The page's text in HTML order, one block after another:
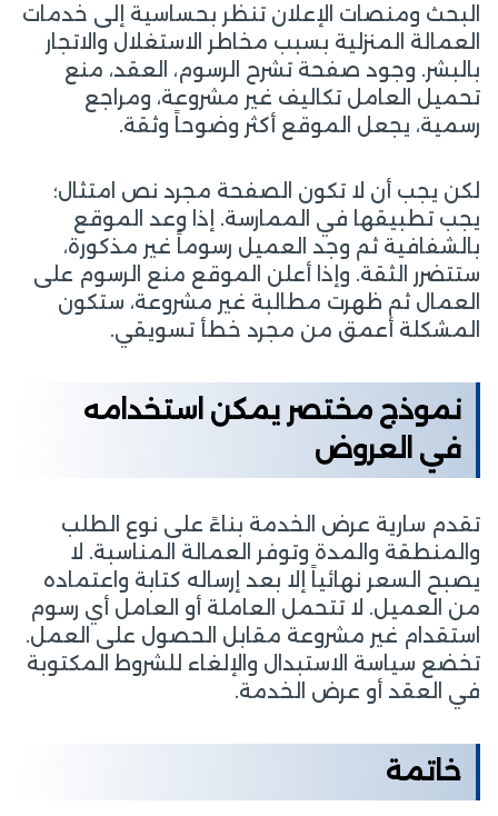
البحث ومنصات الإعلان تنظر بحساسية إلى خدمات
العمالة المنزلية بسبب مخاطر الاستغلال والاتجار
بالبشر. وجود صفحة تشرح الرسوم، العقد، منع
تحميل العامل تكاليف غير مشروعة، ومراجع
رسمية، يجعل الموقع أكثر وضوحاً وثقة.
لكن يجب أن لا تكون الصفحة مجرد نص امتثال؛
يجب تطبيقها في الممارسة. إذا وعد الموقع
بالشفافية ثم وجد العميل رسوماً غير مذكورة،
ستتضرر الثقة. وإذا أعلن الموقع منع الرسوم على
العمال ثم ظهرت مطالبة غير مشروعة، ستكون
المشكلة أعمق من مجرد خطأ تسويقي.
نموذج مختصر يمكن استخدامه
في العروض
تقدم سارية عرض الخدمة بناءً على نوع الطلب
والمنطقة والمدة وتوفر العمالة المناسبة. لا
يصبح السعر نهائياً إلا بعد إرساله كتابة واعتماده
من العميل. لا تتحمل العاملة أو العامل أي رسوم
استقدام غير مشروعة مقابل الحصول على العمل.
تخضع سياسة الاستبدال والإلغاء للشروط المكتوبة
في العقد أو عرض الخدمة.
خاتمة